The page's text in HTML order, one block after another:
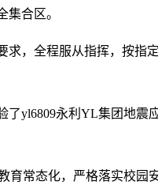
合区。
求，全程服从指挥，按
了yl6809永利YL集团地
育常态化，严格落实校